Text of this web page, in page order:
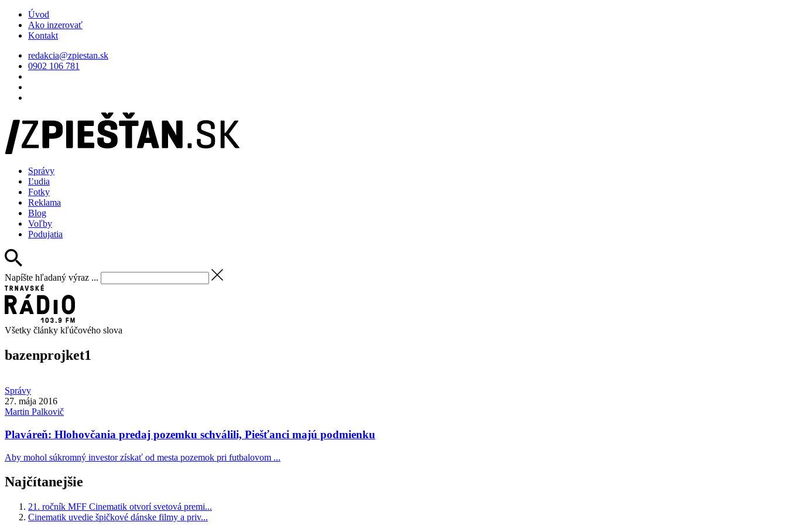
Úvod
Ako inzerovať
Kontakt
redakcia@zpiestan.sk
0902 106 781
Správy
Ľudia
Fotky
Reklama
Blog
Voľby
Podujatia
Napíšte hľadaný výraz ...
Všetky články kľúčového slova
bazenprojket1
Správy
27. mája 2016
Martin Palkovič
Plaváreň: Hlohovčania predaj pozemku schválili, Piešťanci majú podmienku
Aby mohol súkromný investor získať od mesta pozemok pri futbalovom ...
Najčítanejšie
21. ročník MFF Cinematik otvorí svetová premi...
Cinematik uvedie špičkové dánske filmy a priv...